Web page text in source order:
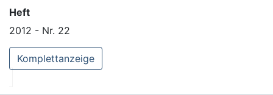
Heft
2012 - Nr. 22
Komplettanzeige